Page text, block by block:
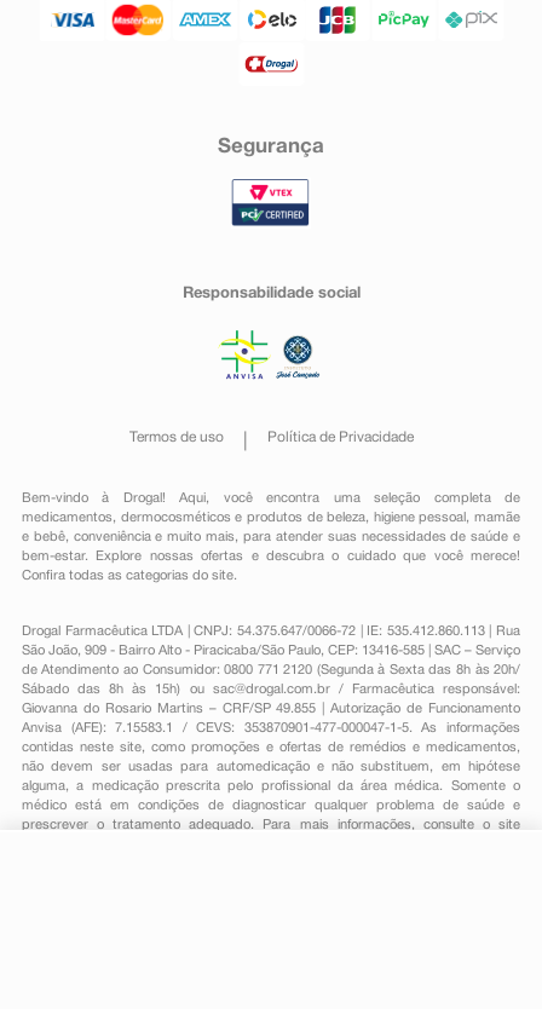
Segurança
Responsabilidade social
Termos de uso Política de Privacidade
Bem-vindo à Drogal! Aqui, você encontra uma seleção completa de
medicamentos , dermocosméticos e produtos de beleza, higiene pessoal ,mamãe
e bebê, conveniênciae muito mais, para atender suas necessidades de saúde e
bem-estar. Explore nossas ofertas e descubra o cuidado que você merece!
Confira todas as categorias do site.
Drogal Farmacêutica LTDA | CNPJ: 54.375.647/0066-72 | IE: 535.412.860.113 | Rua
São João, 909 - Bairro Alto - Piracicaba/São Paulo, CEP: 13416-585 | SAC – Serviço
de Atendimento ao Consumidor: 0800 771 2120 (Segunda à Sexta das 8h às 20h/
Sábado das 8h às 15h) ou sac@drogal.com.br/ Farmacêutica responsável:
Giovanna do Rosario Martins – CRF/SP 49.855 | Autorização de Funcionamento
Anvisa (AFE): 7.15583.1 / CEVS: 353870901-477-000047-1-5. As informações
contidas neste site, como promoções e ofertas de remédios e medicamentos,
não devem ser usadas para automedicação e não substituem, em hipótese
alguma, a medicação prescrita pelo profissional da área médica. Somente o
médico está em condições de diagnosticar qualquer problema de saúde e
prescrever o tratamento adequado. Para mais informações, consulte o site